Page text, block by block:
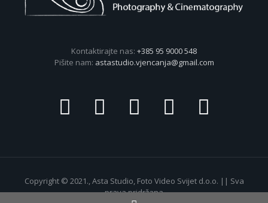
Kontaktirajte nas: +385 95 9000 548
Pišite nam: astastudio.vjencanja@gmail.com
Copyright © 2021., Asta Studio, Foto Video Svijet d.o.o. || Sva
prava pridržana